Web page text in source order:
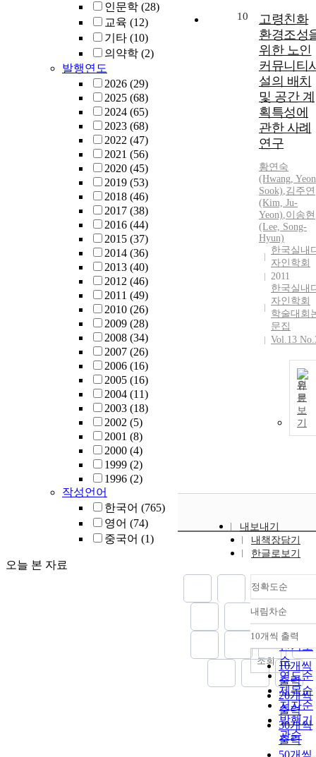
인문학 (28)
교육 (12)
기타 (10)
의약학 (2)
발행연도
2026 (29)
2025 (68)
2024 (65)
2023 (68)
2022 (47)
2021 (56)
2020 (45)
2019 (53)
2018 (46)
2017 (38)
2016 (44)
2015 (37)
2014 (36)
2013 (40)
2012 (46)
2011 (49)
2010 (26)
2009 (28)
2008 (34)
2007 (26)
2006 (16)
2005 (16)
2004 (11)
2003 (18)
2002 (5)
2001 (8)
2000 (4)
1999 (2)
1996 (2)
작성언어
한국어 (765)
영어 (74)
중국어 (1)
오늘 본 자료
10
고령친화
환경조성
위한 노인
커뮤니티
설의 배치
및 공간 계
획특성에
관한 사례
연구
황연숙
(Hwang,
Sook),김주연
(Kim, Ju-
Yeon),이송현
(Lee, Song-
Hyun)
한국실내
자인학회
2011
한국실내
자인학회
학술대회
문집
Vol.13
원
문
보
기
내보내기
내책장담기
한글로보기
정확도순
정확도
순
인기도
순
연도순
제목순
저자순
발행기
관순
내림차순
내림차
10개씩 출력
10개씩
출력
20개씩
출력
30개씩
출력
조회